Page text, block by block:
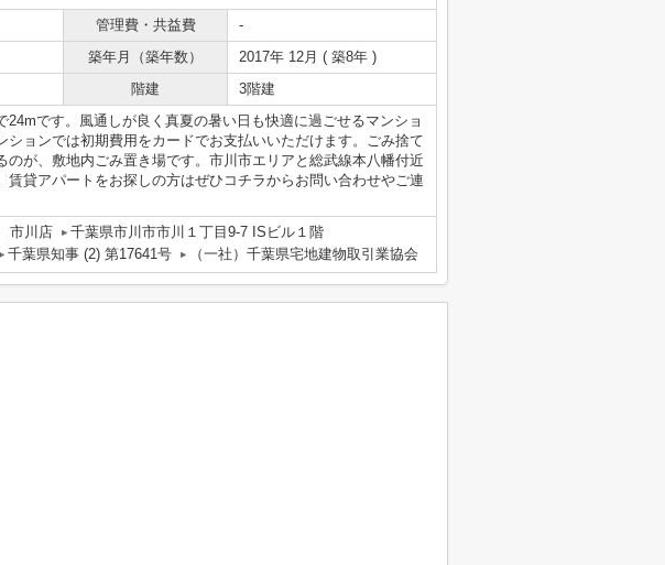
管理費・共益費
-
築年月（築年数）
2017年 12月 ( 築8年 )
階建 3階建
24mです。風通しが良く真夏の暑い日も快適に過ごせるマンショ
ションでは初期費用をカードでお支払いいただけます。ごみ捨て
のが、敷地内ごみ置き場です。市川市エリアと総武線本八幡付近
賃貸アパートをお探しの方はぜひコチラからお問い合わせやご連
市川店
千葉県市川市市川１丁目9-7 ISビル１階
千葉県知事 (2) 第17641号 （一社）千葉県宅地建物取引業協会